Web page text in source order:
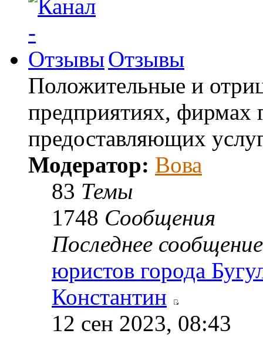
Отзывы
Положительные и
предприятиях, фирмах
предоставляющих
Модератор: Вова
83 Темы
1748 Сообщения
Последнее сообщение
юристов города
Константин
12 сен 2023, 08:43